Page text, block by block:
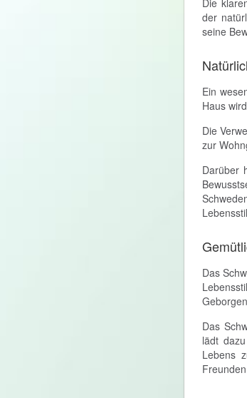
Die
der
seine
Ein
Haus
Die
zur
Darüber
Das
Das
lädt
Lebens